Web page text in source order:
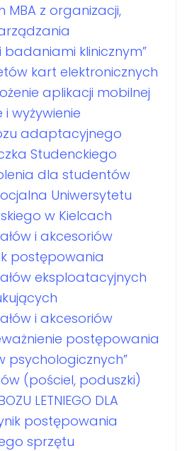
z organizacji,
badaniami klinicznym”
kart elektronicznych
aplikacji mobilnej
wyżywienie
adaptacyjnego
Studenckiego
dla studentów
Uniwersytetu
w Kielcach
i akcesoriów
postępowania
eksploatacyjnych
i akcesoriów
postępowania
psychologicznych”
(pościel, poduszki)
LETNIEGO DLA
postępowania
sprzętu